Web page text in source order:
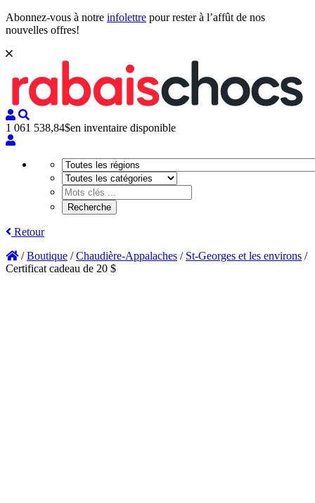
Abonnez-vous à notre infolettre pour rester à l’affût de nos
nouvelles offres!
1 061 538,84$en inventaire disponible
Retour
/Boutique /Chaudière-Appalaches / St-Georges et les environs /
Certificat cadeau de 20 $